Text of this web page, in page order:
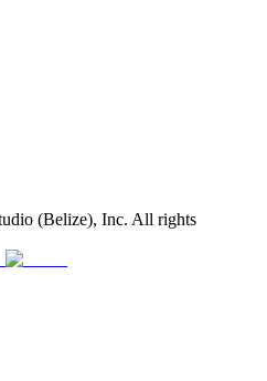
(Belize), Inc. All rights